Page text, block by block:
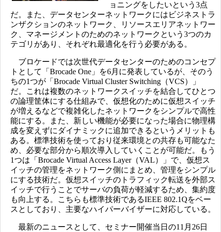
ョニングをしたいという3点
だ。また、データセンターネットワークにはビジネストラ
ンザクションのネットワーク、リソースエリアネットワー
ク、マネージメントのためのネットワークという3つのカ
テゴリがあり、それぞれ最適化を行う必要がある。
ブロケードでは次世代データセンターのためのコンセプ
トとして「Brocade One」を6月に発表しているが、そのう
ちの1つが「Brocade Virtual Cluster Switching（VCS）」
だ。これは複数のネットワークスイッチを結合してひとつ
の論理筐体にする仕組みで、仮想化のために仮想スイッチ
が増えるなどで複雑化したネットワークをシンプルで高性
能にする。また、新しい機能が必要になった場合に物理構
成を変えずにダイナミックに追加できるというメリットも
ある。標準技術を使っており従来環境との共存も可能なた
め、必要な部分から順次導入していくことが可能だ。もう
1つは「Brocade Virtual Access Layer（VAL）」で、仮想ス
イッチの管理をネットワーク側にまとめ、管理をシンプル
にする技術だ。仮想スイッチのトラフィック転送を外部ス
イッチで行うことでサーバの負荷が軽減するため、集約度
も向上する。こちらも標準技術であるIEEE 802.1Qをベー
スとしており、主要なハイパーバイザーに対応している。
最新のニュースとして、セミナー開催当日の11月26日